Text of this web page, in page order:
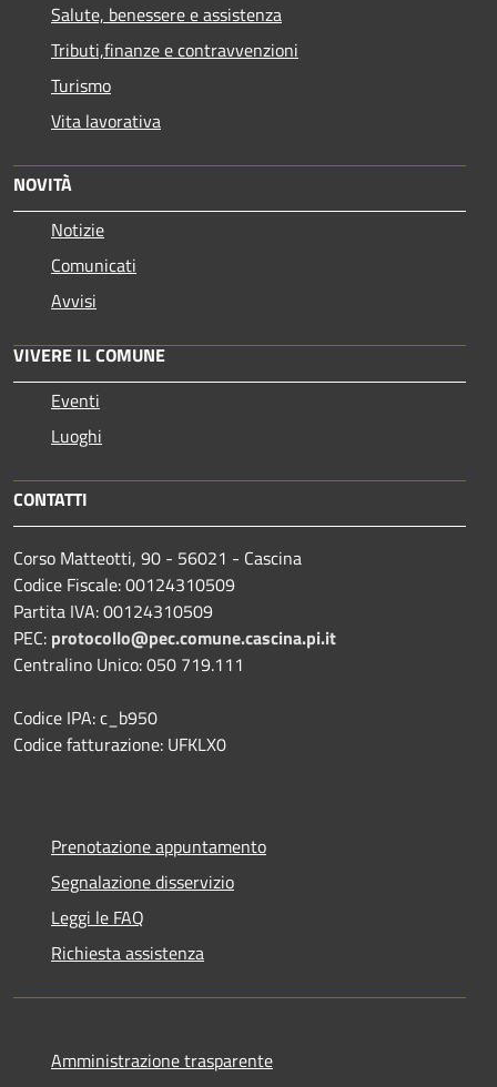
Salute, benessere e assistenza
Tributi,finanze e contravvenzioni
Turismo
Vita lavorativa
NOVITÀ
Notizie
Comunicati
Avvisi
VIVERE IL COMUNE
Eventi
Luoghi
CONTATTI
Corso Matteotti, 90 - 56021 - Cascina
Codice Fiscale: 00124310509
Partita IVA: 00124310509
PEC: protocollo@pec.comune.cascina.pi.it
Centralino Unico: 050 719.111
Codice IPA: c_b950
Codice fatturazione: UFKLX0
Prenotazione appuntamento
Segnalazione disservizio
Leggi le FAQ
Richiesta assistenza
Amministrazione trasparente